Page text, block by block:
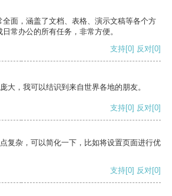
面，涵盖了文档、表格、演示文稿等各个方
常办公的所有任务，非常方便。
支持[0] 反对[0]
大，我可以结识到来自世界各地的朋友。
支持[0] 反对[0]
复杂，可以简化一下，比如将设置页面进行优
支持[0] 反对[0]